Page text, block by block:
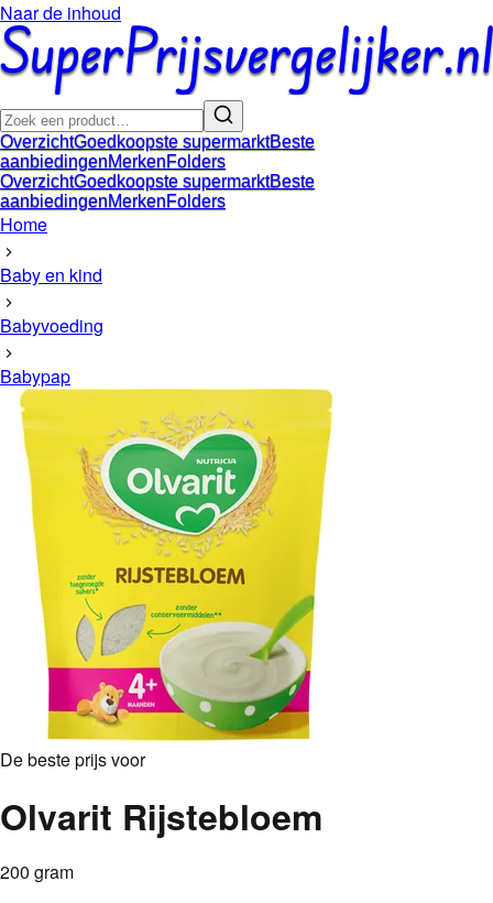
Naar de inhoud
OverzichtGoedkoopste supermarktBeste
aanbiedingenMerkenFolders
OverzichtGoedkoopste supermarktBeste
aanbiedingenMerkenFolders
Home
Baby en kind
Babyvoeding
Babypap
De beste prijs voor
Olvarit Rijstebloem
200 gram